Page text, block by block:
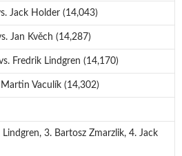
Jack Holder (14,043)
Jan Kvěch (14,287)
Fredrik Lindgren (14,170)
Vaculík (14,302)
3. Bartosz Zmarzlik, 4. Jack